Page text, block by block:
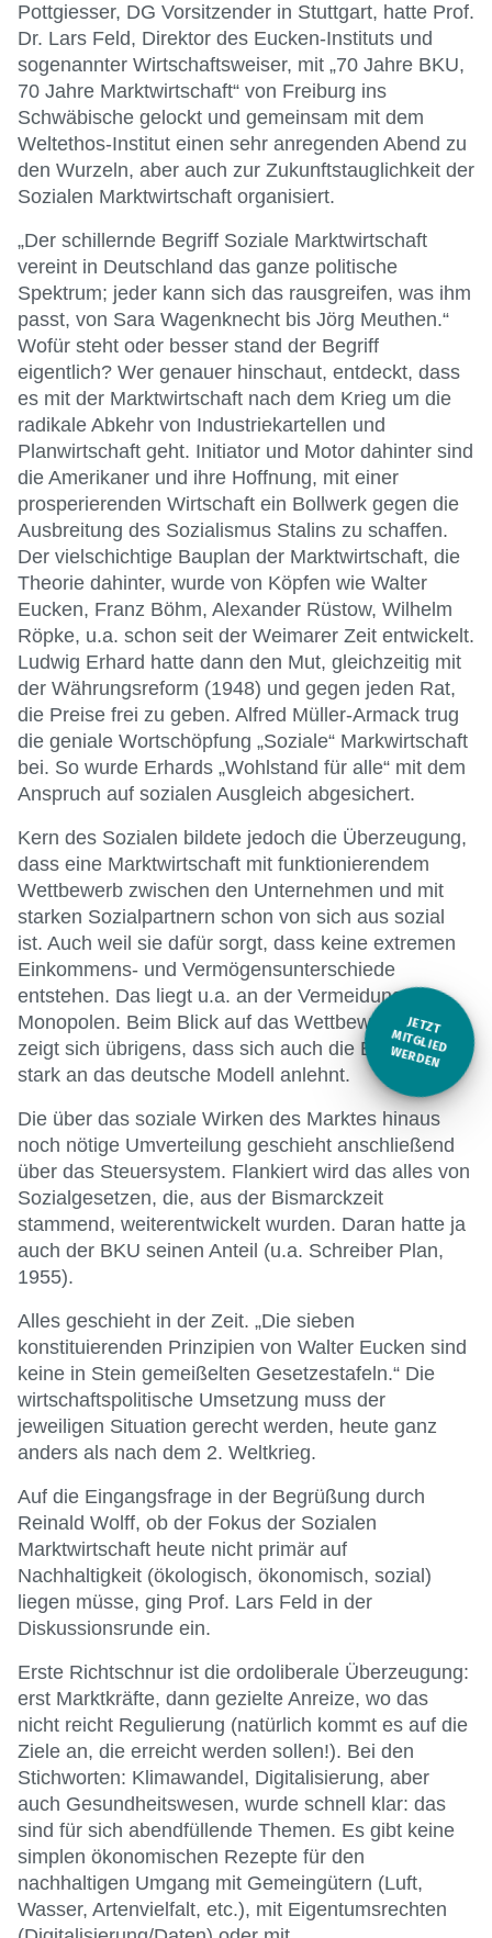
JETZT
M
ITGLIED W
ERDEN
Pottgiesser, DG Vorsitzender in Stuttgart, hatte Prof.
Dr. Lars Feld, Direktor des Eucken-Instituts und
sogenannter Wirtschaftsweiser, mit „70 Jahre BKU,
70 Jahre Marktwirtschaft“ von Freiburg ins
Schwäbische gelockt und gemeinsam mit dem
Weltethos-Institut einen sehr anregenden Abend zu
den Wurzeln, aber auch zur Zukunftstauglichkeit der
Sozialen Marktwirtschaft organisiert.
„Der schillernde Begriff Soziale Marktwirtschaft
vereint in Deutschland das ganze politische
Spektrum; jeder kann sich das rausgreifen, was ihm
passt, von Sara Wagenknecht bis Jörg Meuthen.“
Wofür steht oder besser stand der Begriff
eigentlich? Wer genauer hinschaut, entdeckt, dass
es mit der Marktwirtschaft nach dem Krieg um die
radikale Abkehr von Industriekartellen und
Planwirtschaft geht. Initiator und Motor dahinter sind
die Amerikaner und ihre Hoffnung, mit einer
prosperierenden Wirtschaft ein Bollwerk gegen die
Ausbreitung des Sozialismus Stalins zu schaffen.
Der vielschichtige Bauplan der Marktwirtschaft, die
Theorie dahinter, wurde von Köpfen wie Walter
Eucken, Franz Böhm, Alexander Rüstow, Wilhelm
Röpke, u.a. schon seit der Weimarer Zeit entwickelt.
Ludwig Erhard hatte dann den Mut, gleichzeitig mit
der Währungsreform (1948) und gegen jeden Rat,
die Preise frei zu geben. Alfred Müller-Armack trug
die geniale Wortschöpfung „Soziale“ Markwirtschaft
bei. So wurde Erhards „Wohlstand für alle“ mit dem
Anspruch auf sozialen Ausgleich abgesichert.
Kern des Sozialen bildete jedoch die Überzeugung,
dass eine Marktwirtschaft mit funktionierendem
Wettbewerb zwischen den Unternehmen und mit
starken Sozialpartnern schon von sich aus sozial
ist. Auch weil sie dafür sorgt, dass keine extremen
Einkommens- und Vermögensunterschiede
entstehen. Das liegt u.a. an der Vermeidung von
Monopolen. Beim Blick auf das Wettbewerbsrecht
zeigt sich übrigens, dass sich auch die EU in vielem
stark an das deutsche Modell anlehnt.
Die über das soziale Wirken des Marktes hinaus
noch nötige Umverteilung geschieht anschließend
über das Steuersystem. Flankiert wird das alles von
Sozialgesetzen, die, aus der Bismarckzeit
stammend, weiterentwickelt wurden. Daran hatte ja
auch der BKU seinen Anteil (u.a. Schreiber Plan,
1955).
Alles geschieht in der Zeit. „Die sieben
konstituierenden Prinzipien von Walter Eucken sind
keine in Stein gemeißelten Gesetzestafeln.“ Die
wirtschaftspolitische Umsetzung muss der
jeweiligen Situation gerecht werden, heute ganz
anders als nach dem 2. Weltkrieg.
Auf die Eingangsfrage in der Begrüßung durch
Reinald Wolff, ob der Fokus der Sozialen
Marktwirtschaft heute nicht primär auf
Nachhaltigkeit (ökologisch, ökonomisch, sozial)
liegen müsse, ging Prof. Lars Feld in der
Diskussionsrunde ein.
Erste Richtschnur ist die ordoliberale Überzeugung:
erst Marktkräfte, dann gezielte Anreize, wo das
nicht reicht Regulierung (natürlich kommt es auf die
Ziele an, die erreicht werden sollen!). Bei den
Stichworten: Klimawandel, Digitalisierung, aber
auch Gesundheitswesen, wurde schnell klar: das
sind für sich abendfüllende Themen. Es gibt keine
simplen ökonomischen Rezepte für den
nachhaltigen Umgang mit Gemeingütern (Luft,
Wasser, Artenvielfalt, etc.), mit Eigentumsrechten